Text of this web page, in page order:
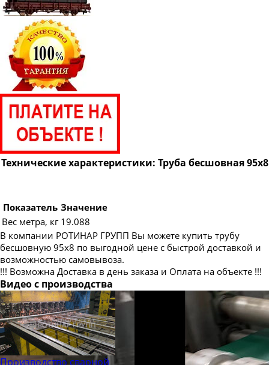
Труба бесшовная 65
Труба бесшовная 68
Труба бесшовная 70
Труба бесшовная 73
Труба бесшовная 76
Труба бесшовная 83
Труба бесшовная 102
Труба бесшовная 108
Труба бесшовная 127
Труба бесшовная 133
Труба бесшовная 140
Труба бесшовная 146
Труба бесшовная 152
Труба бесшовная 159
Труба бесшовная 168
Труба бесшовная 180
Технические характеристики: Труба бесшовная 95х8
Показатель Значение
Вес метра, кг 19.088
В компании РОТИНАР ГРУПП Вы можете купить трубу
бесшовную 95х8 по выгодной цене с быстрой доставкой и
возможностью самовывоза.
!!! Возможна Доставка в день заказа и Оплата на объекте !!!
Видео с производства
Производство сварной